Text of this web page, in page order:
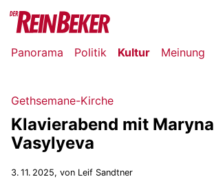
Panorama Politik Kultur Meinung
Gethsemane-Kirche
Klavierabend mit Maryna
Vasylyeva
3. 11. 2025, von Leif Sandtner